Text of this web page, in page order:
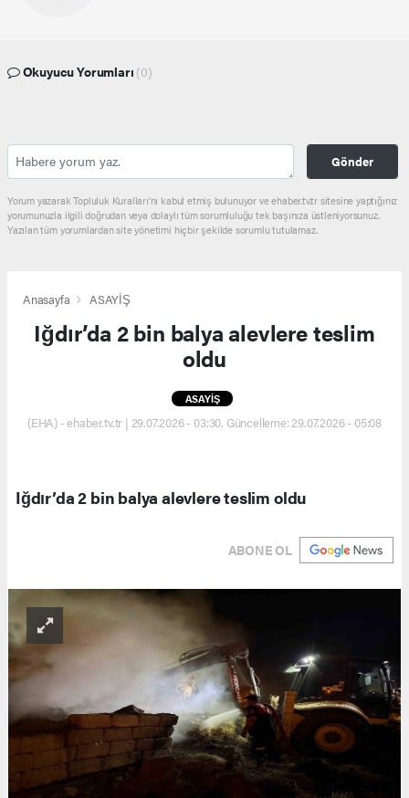
Okuyucu Yorumları (0)
Gönder
Yorum yazarak Topluluk Kuralları’nı kabul etmiş bulunuyor ve ehaber.tv.tr sitesine yaptığınız
yorumunuzla ilgili doğrudan veya dolaylı tüm sorumluluğu tek başınıza üstleniyorsunuz.
Yazılan tüm yorumlardan site yönetimi hiçbir şekilde sorumlu tutulamaz.
Anasayfa ASAYİŞ
Iğdır’da 2 bin balya alevlere teslim
oldu
ASAYİŞ
(EHA) - ehaber.tv.tr | 29.07.2026 - 03:30, Güncelleme: 29.07.2026 - 05:08
Iğdır’da 2 bin balya alevlere teslim oldu
ABONE OL